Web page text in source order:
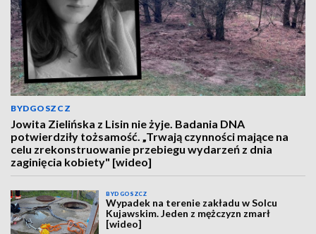
BYDGOSZCZ
Jowita Zielińska z Lisin nie żyje. Badania DNA
potwierdziły tożsamość. „Trwają czynności mające na
celu zrekonstruowanie przebiegu wydarzeń z dnia
zaginięcia kobiety" [wideo]
BYDGOSZCZ
Wypadek na terenie zakładu w Solcu
Kujawskim. Jeden z mężczyzn zmarł
[wideo]